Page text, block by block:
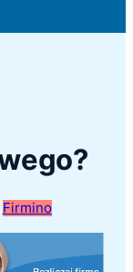
Firmino